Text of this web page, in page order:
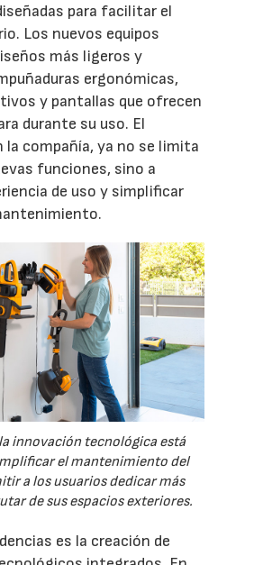
para facilitar el
Los nuevos equipos
más ligeros y
ergonómicas,
y pantallas que ofrecen
durante su uso. El
la compañía, ya no se limita
funciones, sino a
de uso y simplificar
innovación tecnológica está
el mantenimiento del
a los usuarios dedicar más
de sus espacios exteriores.
es la creación de